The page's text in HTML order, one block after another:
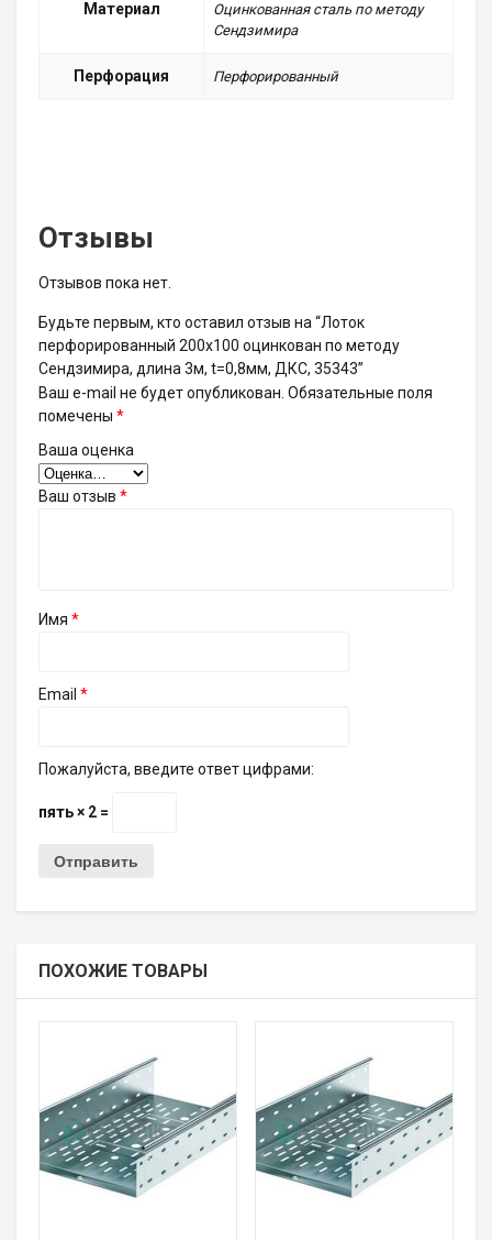
Материал
Оцинкованная сталь по методу
Сендзимира
Перфорация Перфорированный
Отзывы
Отзывов пока нет.
Будьте первым, кто оставил отзыв на “Лоток
перфорированный 200х100 оцинкован по методу
Сендзимира, длина 3м, t=0,8мм, ДКС, 35343”
Ваш e-mail не будет опубликован. Обязательные поля
помечены *
Ваша оценка
Ваш отзыв *
Имя *
Email *
Пожалуйста, введите ответ цифрами:
пять × 2 =
ПОХОЖИЕ ТОВАРЫ